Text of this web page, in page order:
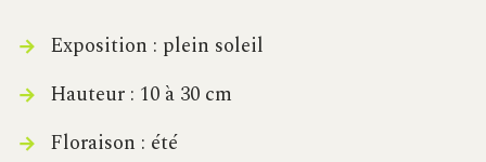
Exposition : plein soleil
Hauteur : 10 à 30 cm
Floraison : été